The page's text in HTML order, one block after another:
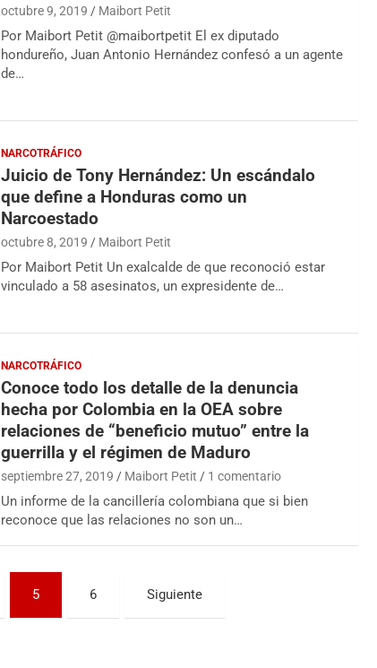
octubre 9, 2019 Maibort Petit
Por Maibort Petit @maibortpetit El ex diputado
hondureño, Juan Antonio Hernández confesó a un agente
de…
NARCOTRÁFICO
Juicio de Tony Hernández: Un escándalo
que define a Honduras como un
Narcoestado
octubre 8, 2019 Maibort Petit
Por Maibort Petit Un exalcalde de que reconoció estar
vinculado a 58 asesinatos, un expresidente de…
NARCOTRÁFICO
Conoce todo los detalle de la denuncia
hecha por Colombia en la OEA sobre
relaciones de “beneficio mutuo” entre la
guerrilla y el régimen de Maduro
septiembre 27, 2019 Maibort Petit 1 comentario
Un informe de la cancillería colombiana que si bien
reconoce que las relaciones no son un…
5 6 Siguiente